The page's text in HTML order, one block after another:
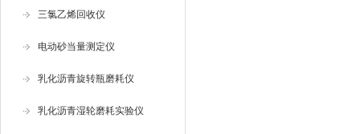
三氯乙烯回收仪
电动砂当量测定仪
乳化沥青旋转瓶磨耗仪
乳化沥青湿轮磨耗实验仪